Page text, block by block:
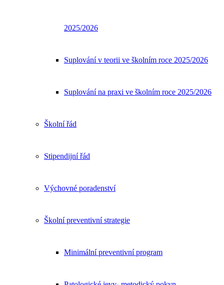
2025/2026
Suplování v teorii ve školním roce 2025/2026
Suplování na praxi ve školním roce 2025/2026
Školní řád
Stipendijní řád
Výchovné poradenství
Školní preventivní strategie
Minimální preventivní program